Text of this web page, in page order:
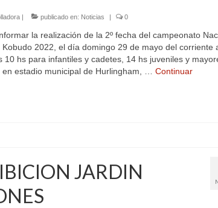
| publicado en: Noticias | 0
la realización de la 2º fecha del campeonato
Kobudo 2022, el día domingo 29 de mayo del corriente
10 hs para infantiles y cadetes, 14 hs juveniles y
en estadio municipal de Hurlingham, … Continuar
JARDIN